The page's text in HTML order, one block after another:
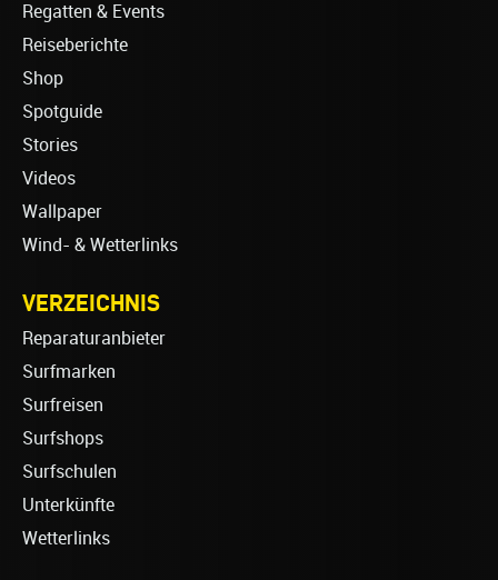
Regatten & Events
Reiseberichte
Shop
Spotguide
Stories
Videos
Wallpaper
Wind- & Wetterlinks
VERZEICHNIS
Reparaturanbieter
Surfmarken
Surfreisen
Surfshops
Surfschulen
Unterkünfte
Wetterlinks